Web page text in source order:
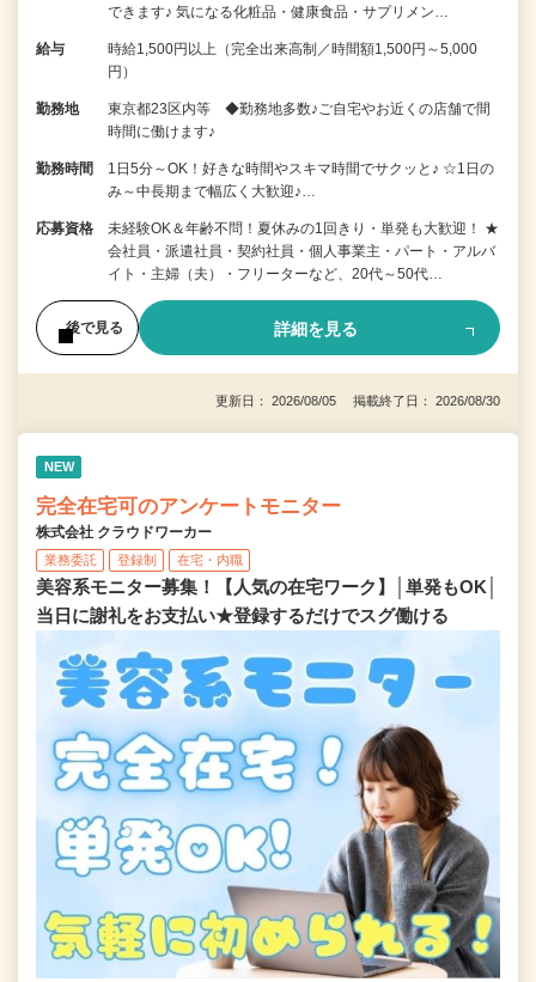
できます♪ 気になる化粧品・健康食品・サプリメン…
給与
時給1,500円以上（完全出来高制／時間額1,500円～5,000
円）
勤務地
東京都23区内等 ◆勤務地多数♪ご自宅やお近くの店舗で間
時間に働けます♪
勤務時間
1日5分～OK！好きな時間やスキマ時間でサクッと♪ ☆1日の
み～中長期まで幅広く大歓迎♪…
応募資格
未経験OK＆年齢不問！夏休みの1回きり・単発も大歓迎！ ★
会社員・派遣社員・契約社員・個人事業主・パート・アルバ
イト・主婦（夫）・フリーターなど、20代～50代…
後で見る 詳細を見る
更新日： 2026/08/05 掲載終了日： 2026/08/30
NEW
完全在宅可のアンケートモニター
株式会社 クラウドワーカー
業務委託 登録制 在宅・内職
美容系モニター募集！【人気の在宅ワーク】│単発もOK│
当日に謝礼をお支払い★登録するだけでスグ働ける